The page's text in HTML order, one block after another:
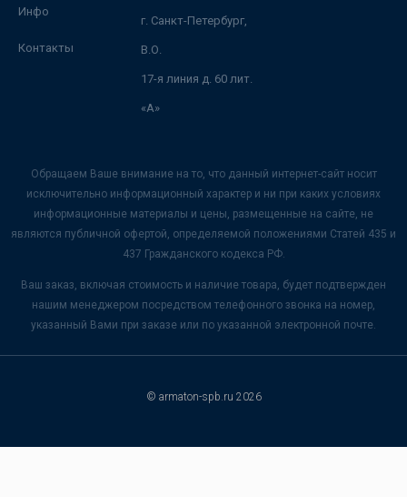
Инфо
Контакты
г. Санкт-Петербург,
В.О.
17-я линия д. 60 лит.
«А»
Обращаем Ваше внимание на то, что данный интернет-сайт носит
исключительно информационный характер и ни при каких условиях
информационные материалы и цены, размещенные на сайте, не
являются публичной офертой, определяемой положениями Статей 435 и
437 Гражданского кодекса РФ.
Ваш заказ, включая стоимость и наличие товара, будет подтвержден
нашим менеджером посредством телефонного звонка на номер,
указанный Вами при заказе или по указанной электронной почте.
© armaton-spb.ru 2026